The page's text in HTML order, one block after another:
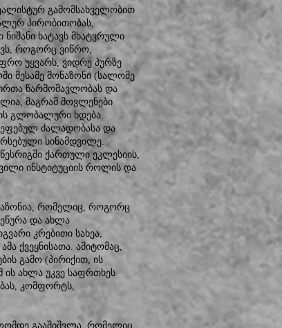
გამომსახველობით
პირობითობას,
ხატავს მხატვრული
როგორც ვიწრო,
უყვარს, ვიდრე პურზე
მესამე მონაზონი (სალომე
წარმომავლობას და
მაგრამ მოვლენები
გლობალური ხდება.
ძალადობასა და
სინამდვილე.
ქართული ეკლესიის,
ინსტიტუციის როლის და
რომელიც, როგორც
და ახლა
კრებითი სახეა,
ქვეყნისათა. ამიტომაც,
გამო (პირიქით, ის
ახლა უკვე საფრთხეს
კომფორტს,
გააშიშვლა, რომელიც